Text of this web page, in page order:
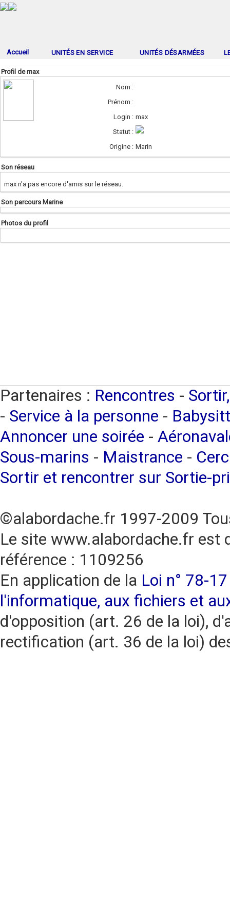
Accueil UNITÉS EN SERVICE UNITÉS DÉSARMÉES
Profil de max
Nom :
Prénom :
Login : max
Statut :
Origine : Marin
Son réseau
max n'a pas encore d'amis sur le réseau.
Son parcours Marine
Photos du profil
Partenaires : Rencontres -
- Service à la personne -
Annoncer une soirée -
Sous-marins - Maistrance -
Sortir et rencontrer sur Sortie-
©alabordache.fr 1997-2009
Le site www.alabordache.fr est
référence : 1109256
En application de la Loi n° 78-
l'informatique, aux fichiers et
d'opposition (art. 26 de la loi),
rectification (art. 36 de la loi)